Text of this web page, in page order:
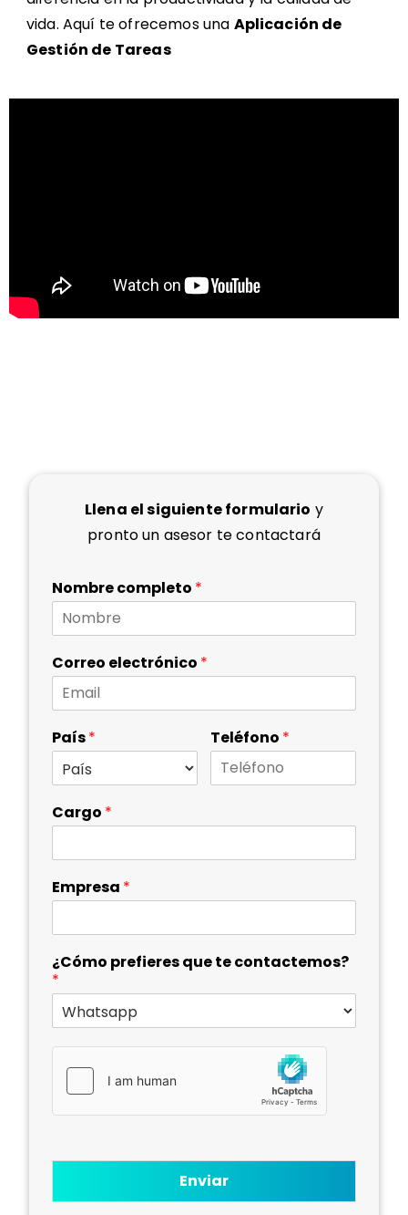
vida. Aquí te ofrecemos una Aplicación de
Gestión de Tareas
Llena el siguiente formulario y
prontoun asesor te contactará
Nombre completo *
Correo electrónico *
País* Teléfono *
Cargo *
Empresa *
¿Cómo prefieres que te contactemos?
*
Enviar